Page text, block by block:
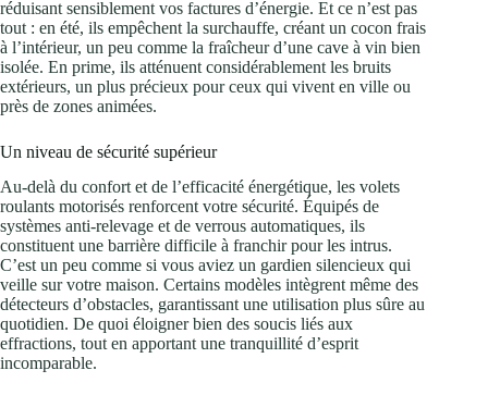
réduisant sensiblement vos factures d’énergie. Et ce n’est pas
tout : en été, ils empêchent la surchauffe, créant un cocon frais
à l’intérieur, un peu comme la fraîcheur d’une cave à vin bien
isolée. En prime, ils atténuent considérablement les bruits
extérieurs, un plus précieux pour ceux qui vivent en ville ou
près de zones animées.
Un niveau de sécurité supérieur
Au-delà du confort et de l’efficacité énergétique, les volets
roulants motorisés renforcent votre sécurité. Équipés de
systèmes anti-relevage et de verrous automatiques, ils
constituent une barrière difficile à franchir pour les intrus.
C’est un peu comme si vous aviez un gardien silencieux qui
veille sur votre maison. Certains modèles intègrent même des
détecteurs d’obstacles, garantissant une utilisation plus sûre au
quotidien. De quoi éloigner bien des soucis liés aux
effractions, tout en apportant une tranquillité d’esprit
incomparable.